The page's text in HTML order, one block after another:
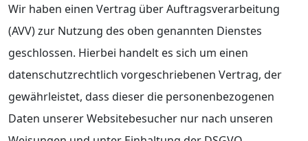
Wir haben einen Vertrag über Auftragsverarbeitung
(AVV) zur Nutzung des oben genannten Dienstes
geschlossen. Hierbei handelt es sich um einen
datenschutzrechtlich vorgeschriebenen Vertrag, der
gewährleistet, dass dieser die personenbezogenen
Daten unserer Websitebesucher nur nach unseren